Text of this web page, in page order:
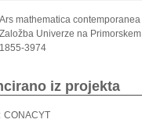
Ars mathematica contemporanea
Založba Univerze na Primorskem
1855-3974
iz projekta
CONACYT